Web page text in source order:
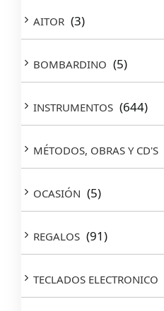
AITOR (3)
BOMBARDINO (5)
INSTRUMENTOS (644)
MÉTODOS, OBRAS Y CD'S
OCASIÓN (5)
REGALOS (91)
TECLADOS ELECTRONICO